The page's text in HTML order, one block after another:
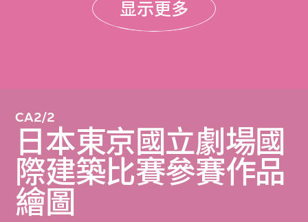
显示更多
CA2/2
日本東京國立劇場國
際建築比賽參賽作品
繪圖